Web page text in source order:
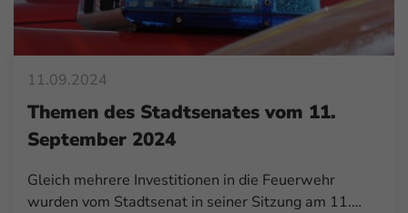
11.09.2024
Themen des Stadtsenates vom 11.
September 2024
Gleich mehrere Investitionen in die Feuerwehr
wurden vom Stadtsenat in seiner Sitzung am 11.…